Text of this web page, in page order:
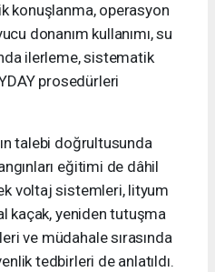
konuşlanma, operasyon
donanım kullanımı, su
ilerleme, sistematik
prosedürleri
talebi doğrultusunda
eğitimi de dâhil
voltaj sistemleri, lityum
kaçak, yeniden tutuşma
ve müdahale sırasında
tedbirleri de anlatıldı.